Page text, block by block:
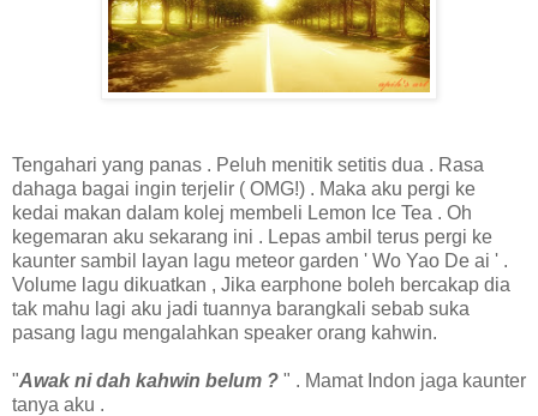
Tengahari yang panas . Peluh menitik setitis dua . Rasa
dahaga bagai ingin terjelir ( OMG!) . Maka aku pergi ke
kedai makan dalam kolej membeli Lemon Ice Tea . Oh
kegemaran aku sekarang ini . Lepas ambil terus pergi ke
kaunter sambil layan lagu meteor garden ' Wo Yao De ai ' .
Volume lagu dikuatkan , Jika earphone boleh bercakap dia
tak mahu lagi aku jadi tuannya barangkali sebab suka
pasang lagu mengalahkan speaker orang kahwin.
"Awak ni dah kahwin belum ? " . Mamat Indon jaga kaunter
tanya aku .